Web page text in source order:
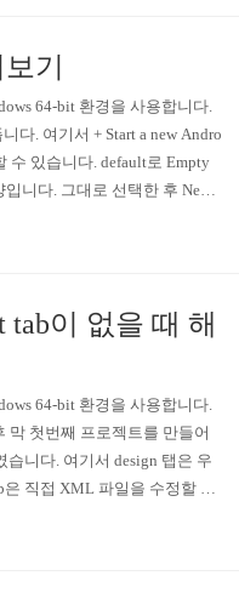
기
64-bit 환경을 사용합니다.
다. 여기서 + Start a new Andro
수 있습니다. default로 Empty
니다. 그대로 선택한 후 Next
이 없을 때 해
64-bit 환경을 사용합니다.
막 첫번째 프로젝트를 만들어
니다. 여기서 design 탭은 우
직접 XML 파일을 수정할 수